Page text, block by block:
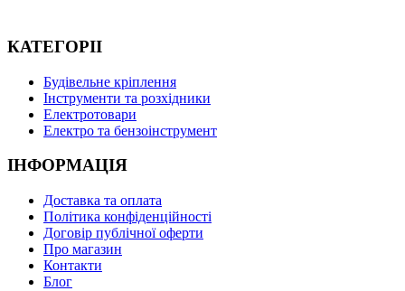
КАТЕГОРІІ
Будівельне кріплення
Інструменти та розхідники
Електротовари
Електро та бензоінструмент
ІНФОРМАЦІЯ
Доставка та оплата
Політика конфіденційності
Договір публічної оферти
Про магазин
Контакти
Блог